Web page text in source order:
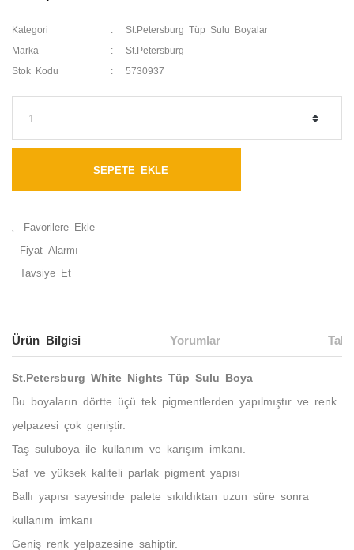
Kategori St.Petersburg Tüp Sulu Boyalar
Marka St.Petersburg
Stok Kodu 5730937
SEPETE EKLE
Fiyat Alarmı
Tavsiye Et
Ürün Bilgisi Yorumlar
St.Petersburg White Nights Tüp Sulu Boya
Bu boyaların dörtte üçü tek pigmentlerden yapılmıştır ve renk
yelpazesi çok geniştir.
Taş suluboya ile kullanım ve karışım imkanı.
Saf ve yüksek kaliteli parlak pigment yapısı
Ballı yapısı sayesinde palete sıkıldıktan uzun süre sonra
kullanım imkanı
Geniş renk yelpazesine sahiptir.